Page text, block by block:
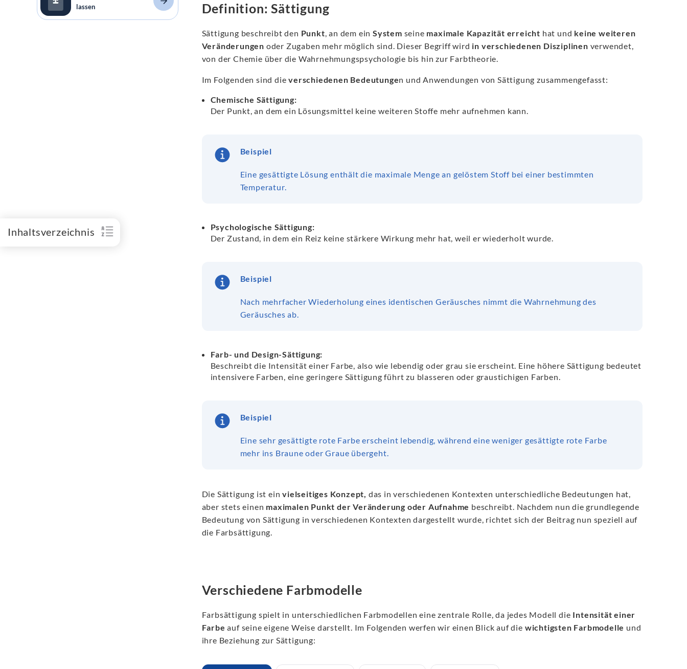
lassen
Inhaltsverzeichnis
Definition: Sättigung
Sättigung beschreibt den Punkt, an dem ein System seine maximale Kapazität erreicht hat und keine weiteren
Veränderungen oder Zugaben mehr möglich sind. Dieser Begriff wird in verschiedenen Disziplinen verwendet,
von der Chemie über die Wahrnehmungspsychologie bis hin zur Farbtheorie.
Im Folgenden sind dieverschiedenen Bedeutungen und Anwendungen von Sättigung zusammengefasst:
Chemische Sättigung:
Der Punkt, an dem ein Lösungsmittel keine weiteren Stoffe mehr aufnehmen kann.
Beispiel
Eine gesättigte Lösung enthält die maximale Menge an gelöstem Stoff bei einer bestimmten
Temperatur.
Psychologische Sättigung:
Der Zustand, in dem ein Reiz keine stärkere Wirkung mehr hat, weil er wiederholt wurde.
Beispiel
Nach mehrfacher Wiederholung eines identischen Geräusches nimmt die Wahrnehmung des
Geräusches ab.
Farb- und Design-Sättigung:
Beschreibt die Intensität einer Farbe, also wie lebendig oder grau sie erscheint. Eine höhere Sättigung bedeutet
intensivere Farben, eine geringere Sättigung führt zu blasseren oder graustichigen Farben.
Beispiel
Eine sehr gesättigte rote Farbe erscheint lebendig, während eine weniger gesättigte rote Farbe
mehr ins Braune oder Graue übergeht.
Die Sättigung ist einvielseitiges Konzept, das in verschiedenen Kontexten unterschiedliche Bedeutungen hat,
aber stets einen maximalen Punkt der Veränderung oder Aufnahme beschreibt. Nachdem nun die grundlegende
Bedeutung von Sättigung in verschiedenen Kontexten dargestellt wurde, richtet sich der Beitrag nun speziell auf
die Farbsättigung.
Verschiedene Farbmodelle
Farbsättigung spielt in unterschiedlichen Farbmodellen eine zentrale Rolle, da jedes Modell die Intensität einer
Farbe auf seine eigene Weise darstellt. Im Folgenden werfen wir einen Blick auf die wichtigsten Farbmodelle und
ihre Beziehung zur Sättigung: